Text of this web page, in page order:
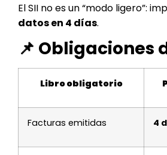
El SII no es un “modo ligero”:
datos en 4 días.
📌 Obligaciones
Libro obligatorio
Facturas emitidas 4